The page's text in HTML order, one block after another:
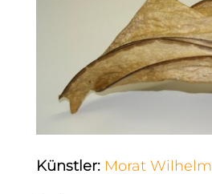
Künstler: Morat Wilhelm